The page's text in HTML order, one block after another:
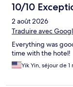
10/10
2 août 2026
Traduire avec
Everything was
time with the hotel!
Yik Yin, séjour de 1